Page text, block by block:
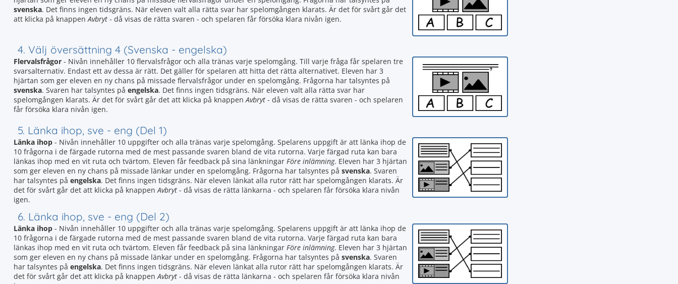
svenska. Det finns ingen tidsgräns. När eleven valt alla rätta svar har spelomgången klarats. Är det för svårt går det
att klicka på knappenAvbryt - då visas de rätta svaren - och spelaren får försöka klara nivån igen.
4. Välj översättning 4 (Svenska - engelska)
Flervalsfrågor - Nivån innehåller 10 flervalsfrågor och alla tränas varje spelomgång. Till varje fråga får spelaren tre
svarsalternativ. Endast ett av dessa är rätt. Det gäller för spelaren att hitta det rätta alternativet. Eleven har 3
hjärtan som ger eleven en ny chans på missade flervalsfrågor under en spelomgång. Frågorna har talsyntes på
svenska. Svaren har talsyntes på engelska. Det finns ingen tidsgräns. När eleven valt alla rätta svar har
spelomgången klarats. Är det för svårt går det att klicka på knappenAvbryt - då visas de rätta svaren - och spelaren
får försöka klara nivån igen.
5. Länka ihop, sve - eng (Del 1)
Länka ihop - Nivån innehåller 10 uppgifter och alla tränas varje spelomgång. Spelarens uppgift är att länka ihop de
10 frågorna i de färgade rutorna med de mest passande svaren bland de vita rutorna. Varje färgad ruta kan bara
länkas ihop med en vit ruta och tvärtom. Eleven får feedback på sina länkningar Före inlämning. Eleven har 3 hjärtan
som ger eleven en ny chans på missade länkar under en spelomgång. Frågorna har talsyntes på svenska. Svaren
har talsyntes på engelska. Det finns ingen tidsgräns. När eleven länkat alla rutor rätt har spelomgången klarats. Är
det för svårt går det att klicka på knappenAvbryt - då visas de rätta länkarna - och spelaren får försöka klara nivån
igen.
6. Länka ihop, sve - eng (Del 2)
Länka ihop - Nivån innehåller 10 uppgifter och alla tränas varje spelomgång. Spelarens uppgift är att länka ihop de
10 frågorna i de färgade rutorna med de mest passande svaren bland de vita rutorna. Varje färgad ruta kan bara
länkas ihop med en vit ruta och tvärtom. Eleven får feedback på sina länkningar Före inlämning. Eleven har 3 hjärtan
som ger eleven en ny chans på missade länkar under en spelomgång. Frågorna har talsyntes på svenska. Svaren
har talsyntes på engelska. Det finns ingen tidsgräns. När eleven länkat alla rutor rätt har spelomgången klarats. Är
det för svårt går det att klicka på knappenAvbryt - då visas de rätta länkarna - och spelaren får försöka klara nivån